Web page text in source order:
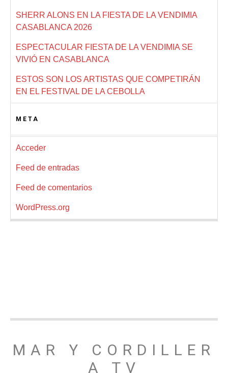
SHERR ALONS EN LA FIESTA DE LA VENDIMIA
CASABLANCA 2026
ESPECTACULAR FIESTA DE LA VENDIMIA SE
VIVIÓ EN CASABLANCA
ESTOS SON LOS ARTISTAS QUE COMPETIRÁN
EN EL FESTIVAL DE LA CEBOLLA
META
Acceder
Feed de entradas
Feed de comentarios
WordPress.org
MAR Y CORDILLER
A TV